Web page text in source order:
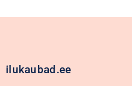
ilukaubad.ee